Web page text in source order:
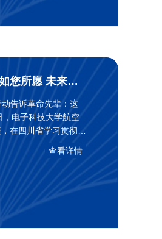
四川日报| 大学生代表康雨琳：盛世如您所愿 未来我们接好
告诉革命先辈：这
，电子科技大学航空
在四川省学习贯彻习
西斯战争胜利80周年
一代对抗战的理解，
查看详情